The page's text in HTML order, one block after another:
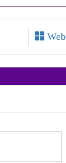
Web